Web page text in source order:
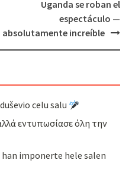
Uganda se roban el
espectáculo —
absolutamente increíble
celu salu
εντυπωσίασε όλη την
imponerte hele salen